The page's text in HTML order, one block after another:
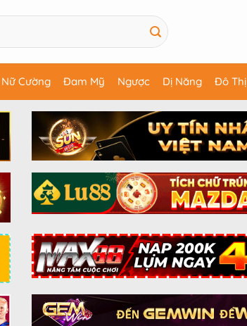
Nữ Cường Đam Mỹ Ngược Dị Năng Đô Thị